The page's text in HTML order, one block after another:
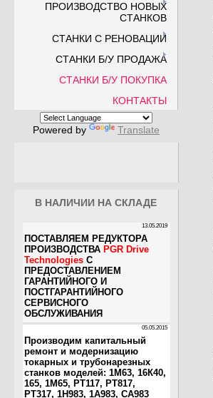
ПРОИЗВОДСТВО НОВЫХ
СТАНКОВ
СТАНКИ С РЕНОВАЦИИ
СТАНКИ Б/У ПРОДАЖА
СТАНКИ Б/У ПОКУПКА
КОНТАКТЫ
Powered by Translate
В НАЛИЧИИ НА СКЛАДЕ